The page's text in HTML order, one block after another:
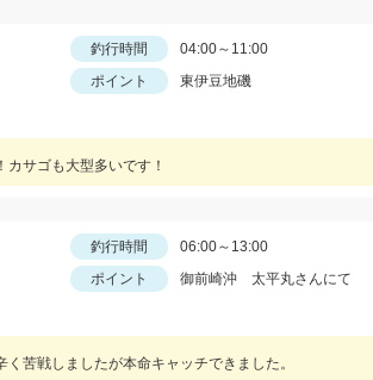
釣行時間
04:00～11:00
ポイント
東伊豆地磯
サゴも大型多いです！
釣行時間
06:00～13:00
ポイント
御前崎沖 太平丸さんにて
戦しましたが本命キャッチできました。